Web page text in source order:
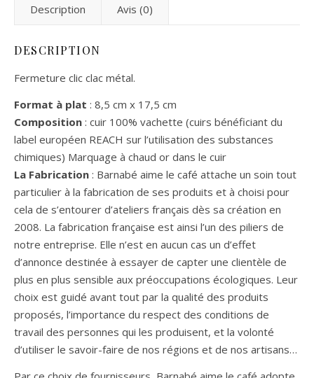
Description Avis (0)
DESCRIPTION
Fermeture clic clac métal.
Format à plat : 8,5 cm x 17,5 cm
Composition : cuir 100% vachette (cuirs bénéficiant du
label européen REACH sur l’utilisation des substances
chimiques) Marquage à chaud or dans le cuir
La Fabrication : Barnabé aime le café attache un soin tout
particulier à la fabrication de ses produits et à choisi pour
cela de s’entourer d’ateliers français dès sa création en
2008. La fabrication française est ainsi l’un des piliers de
notre entreprise. Elle n’est en aucun cas un d’effet
d’annonce destinée à essayer de capter une clientèle de
plus en plus sensible aux préoccupations écologiques. Leur
choix est guidé avant tout par la qualité des produits
proposés, l’importance du respect des conditions de
travail des personnes qui les produisent, et la volonté
d’utiliser le savoir-faire de nos régions et de nos artisans…